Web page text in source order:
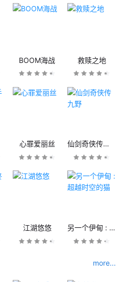
BOOM海战 救赎之地
心罪爱丽丝 仙剑奇侠传九野
江湖悠悠 另一个伊甸 : 超越时空的猫
more...